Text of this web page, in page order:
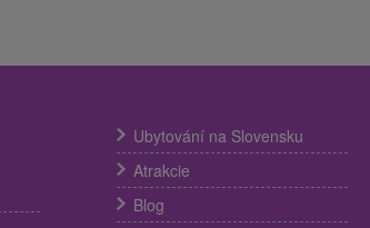
Ubytování na Slovensku
Atrakcie
Blog